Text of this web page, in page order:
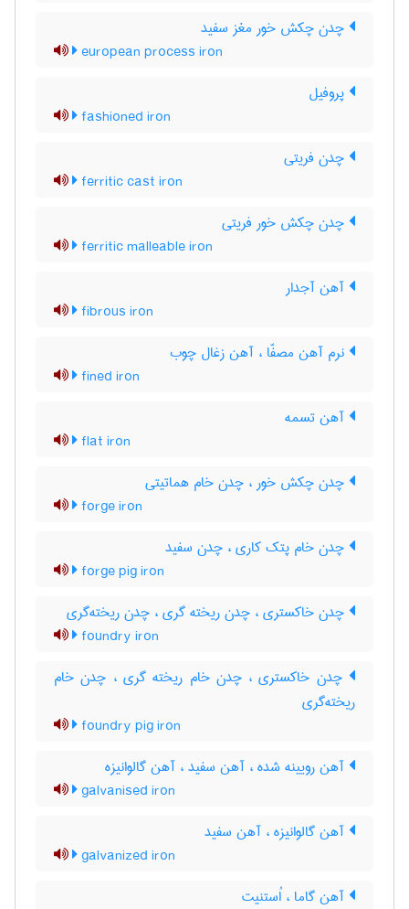
چدن چکش خور مغز سفید
european process iron
پروفیل
fashioned iron
چدن فریتی
ferritic cast iron
چدن چکش خور فریتی
ferritic malleable iron
آهن آجدار
fibrous iron
نرم آهن مصفّا ، آهن زغال چوب
fined iron
آهن تسمه
flat iron
چدن چکش خور ، چدن خام هماتیتی
forge iron
چدن خام پتک کاری ، چدن سفید
forge pig iron
چدن خاکستری ، چدن ریخته گری ، چدن ریخته‌گری
foundry iron
چدن خاکستری ، چدن خام ریخته گری ، چدن خام
ریخته‌گری
foundry pig iron
آهن رویینه شده ، آهن سفید ، آهن گالوانیزه
galvanised iron
آهن گالوانیزه ، آهن سفید
galvanized iron
آهن گاما ، اُستنیت